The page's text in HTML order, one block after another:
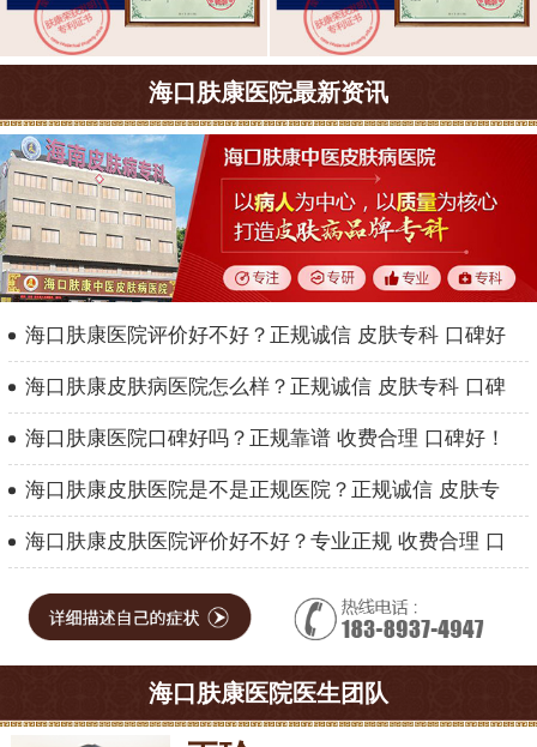
海口肤康医院最新资讯
海口肤康医院评价好不好？正规诚信 皮肤专科 口碑好
海口肤康皮肤病医院怎么样？正规诚信 皮肤专科 口碑
海口肤康医院口碑好吗？正规靠谱 收费合理 口碑好！
海口肤康皮肤医院是不是正规医院？正规诚信 皮肤专
海口肤康皮肤医院评价好不好？专业正规 收费合理 口
海口肤康医院医生团队